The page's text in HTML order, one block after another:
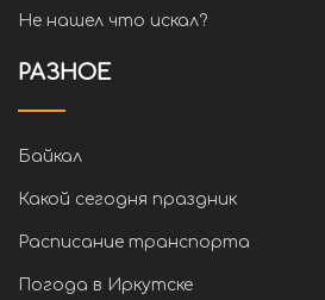
Не нашел что искал?
РАЗНОЕ
Байкал
Какой сегодня праздник
Расписание транспорта
Погода в Иркутске